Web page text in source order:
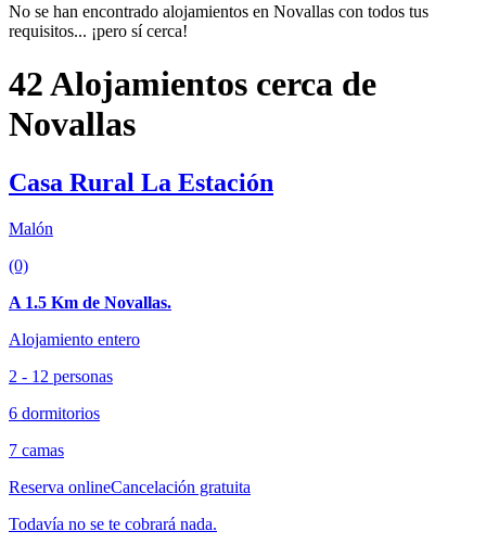
No se han encontrado alojamientos en Novallas con todos tus
requisitos... ¡pero sí cerca!
42 Alojamientos cerca de
Novallas
Casa Rural La Estación
Malón
(0)
A 1.5 Km de Novallas.
Alojamiento entero
2 - 12 personas
6 dormitorios
7 camas
Reserva onlineCancelación gratuita
Todavía no se te cobrará nada.